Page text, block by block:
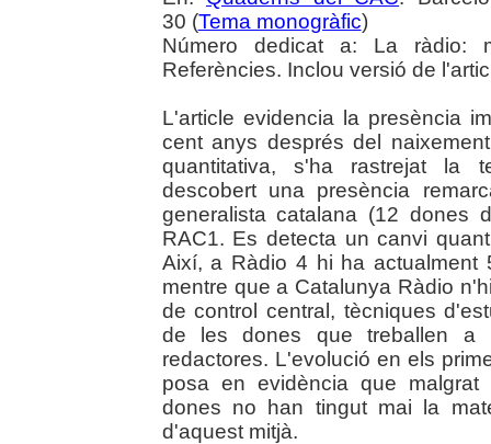
30 (Tema monogràfic)
Número dedicat a: La ràdio:
Referències. Inclou versió de
L'article evidencia la presència
cent anys després del
quantitativa, s'ha rastrejat la
descobert una presència
generalista catalana (12 dones
RAC1. Es detecta un canvi
Així, a Ràdio 4 hi ha actualment
mentre que a Catalunya Ràdio
de control central, tècniques
de les dones que treballen a
redactores. L'evolució en els
posa en evidència que malgrat
dones no han tingut mai la
d'aquest mitjà.